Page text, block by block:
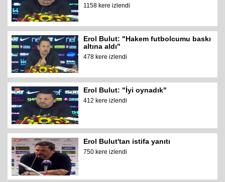
1158 kere izlendi
Erol Bulut: "Hakem futbolcumu baskı
altına aldı"
478 kere izlendi
Erol Bulut: "İyi oynadık"
412 kere izlendi
Erol Bulut'tan istifa yanıtı
750 kere izlendi